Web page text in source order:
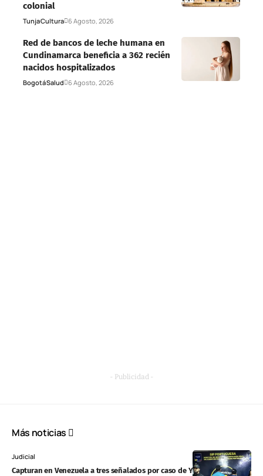
colonial
TunjaCultura 6 Agosto, 2026
Red de bancos de leche humana en
Cundinamarca beneficia a 362 recién
nacidos hospitalizados
BogotáSalud 6 Agosto, 2026
- Publicidad -
Más noticias
Judicial
Capturan en Venezuela a tres señalados por caso de Yulixa Toloza y